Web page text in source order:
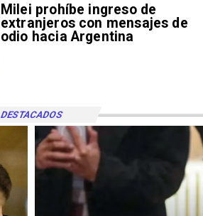
Milei prohíbe ingreso de
extranjeros con mensajes de
odio hacia Argentina
DESTACADOS